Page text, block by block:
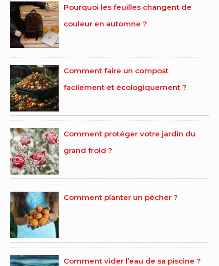
Pourquoi les feuilles changent de
couleur en automne ?
Comment faire un compost
facilement et écologiquement ?
Comment protéger votre jardin du
grand froid ?
Comment planter un pêcher ?
Comment vider l’eau de sa piscine ?